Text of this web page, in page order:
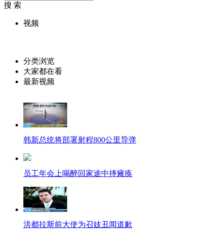
搜 索
视频
分类浏览
大家都在看
最新视频
韩新总统将部署射程800公里导弹
员工年会上喝醉回家途中摔瘫痪
洪都拉斯前大使为召妓丑闻道歉